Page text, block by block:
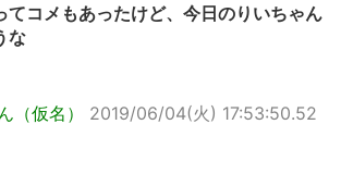
てコメもあったけど、今日のりいちゃん
な
（仮名）
2019/06/04(火) 17:53:50.52